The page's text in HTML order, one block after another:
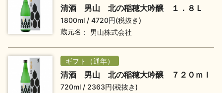
日本酒の楽しみ方特集
地酒・イベント情報
清酒 男山 北の稲穂大吟醸 １．８Ｌ
1800ml
4720円(税抜き)
蔵元名
男山株式会社
ギフト（通年）
清酒 男山 北の稲穂大吟醸 ７２０ｍｌ
720ml
2363円(税抜き)